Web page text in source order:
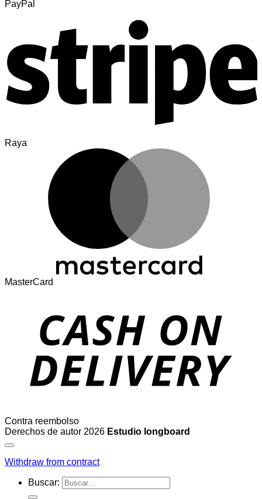
PayPal
Raya
MasterCard
Contra reembolso
Derechos de autor 2026 Estudio longboard
Withdraw from contract
Buscar: